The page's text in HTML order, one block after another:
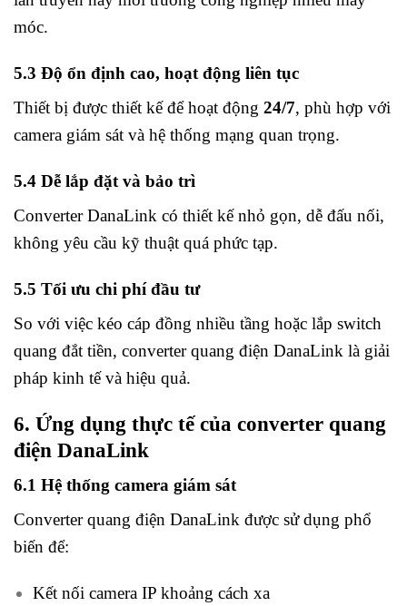
móc.
5.3 Độ ổn định cao, hoạt động liên tục
Thiết bị được thiết kế để hoạt động 24/7, phù hợp với
camera giám sát và hệ thống mạng quan trọng.
5.4 Dễ lắp đặt và bảo trì
Converter DanaLink có thiết kế nhỏ gọn, dễ đấu nối,
không yêu cầu kỹ thuật quá phức tạp.
5.5 Tối ưu chi phí đầu tư
So với việc kéo cáp đồng nhiều tầng hoặc lắp switch
quang đắt tiền, converter quang điện DanaLink là giải
pháp kinh tế và hiệu quả.
6. Ứng dụng thực tế của converter quang
điện DanaLink
6.1 Hệ thống camera giám sát
Converter quang điện DanaLink được sử dụng phổ
biến để:
Kết nối camera IP khoảng cách xa